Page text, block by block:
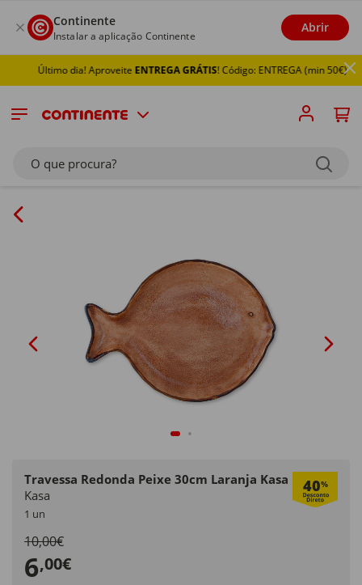
Continente
Instalar a aplicação Continente
Abrir
Último dia! AproveiteENTREGA GRÁTIS! Código: ENTREGA (min 50€)
O que procura?
Travessa Redonda Peixe 30cm Laranja Kasa 40%
Kasa
1 un
10,00€
6,00€